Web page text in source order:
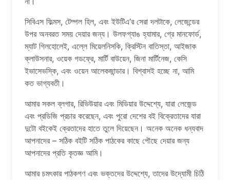
সিবিএস ফিল্মস, টেম্পল হিল, এবং ইউটিএ’র সেরা দলটাকে, লেজেন্ডের
উপর অনবরত সময় দেয়ার জন্য। উলফগ্যাঙ হ্যামার, গ্রে মানফোর্ড,
ম্যাট গিলহোলেই, এল্লে মিয়েলনিসকি, ক্রিস্টিন বাতিস্তা, আইজাক
ক্লাউসনার, ওয়েক গডফ্রে, মার্টি বাউয়েন, জিনা মার্টিনেজ, কেসি
ইভাসেভস্কি, এবং ওয়েন আলেকজান্ডার। বিশ্বাসই হচ্ছে না, আমি
কত ভাগ্যবতী।
আমার সকল ব্লগার, রিভিউয়ার এবং মিডিয়ার উদ্দেশ্যে, যারা লেজেন্ড
এবং প্রডিজি প্রচার করেছেন, এবং পুরো দেশের বই বিক্রেতাদের যারা
দুটো বইকেই ক্রেতাদের হাতে তুলে দিয়েছেন। অনেক অনেক ধন্যবাদ
আপনাদের – সঠিক বইটি সঠিক পাঠকের কাছে পৌছে দেয়ার জন্য
আপনাদের প্রতি কৃতজ্ঞ আমি।
আমার চমৎকার পাঠকগণ এবং ভক্তদের উদ্দেশ্যে, তাদের উদ্যোমী চিঠি